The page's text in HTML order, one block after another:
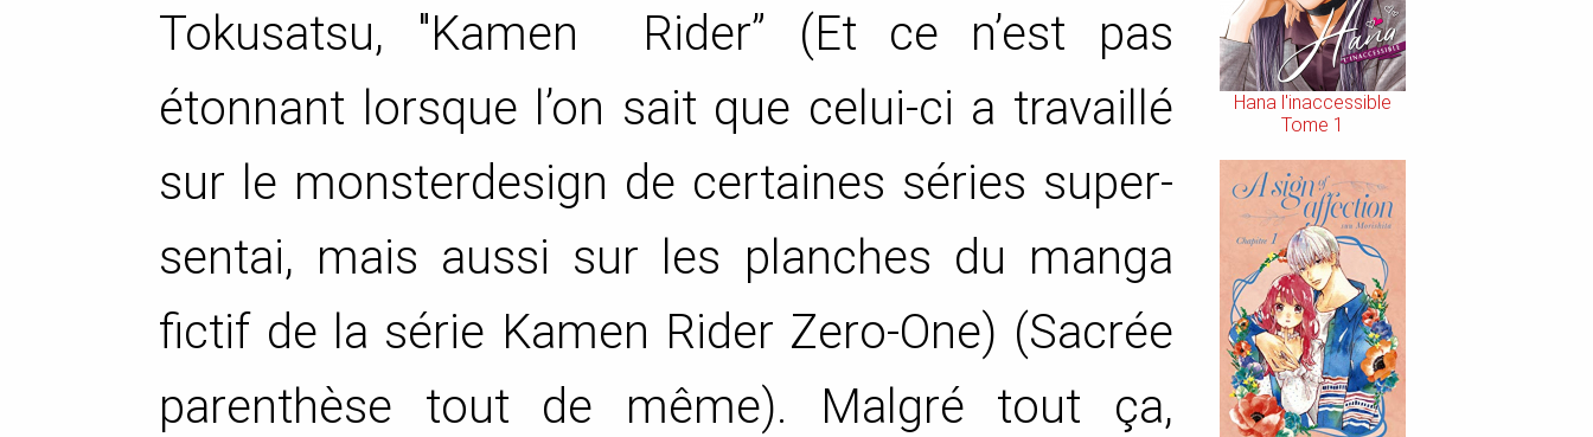
Tokusatsu, "Kamen Rider” (Et ce n’est pas
étonnant lorsque l’on sait que celui-ci a travaillé
sur le monsterdesign de certaines séries super-
sentai, mais aussi sur les planches du manga
fictif de la série Kamen Rider Zero-One) (Sacrée
parenthèse tout de même). Malgré tout ça,
Hana l'inaccessible
Tome 1